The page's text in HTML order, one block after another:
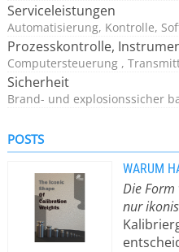
Serviceleistungen
Automatisierung, Kontrolle,
Prozesskontrolle,
Computersteuerung ,
Sicherheit
Brand- und explosionssicher
POSTS
Die
nur